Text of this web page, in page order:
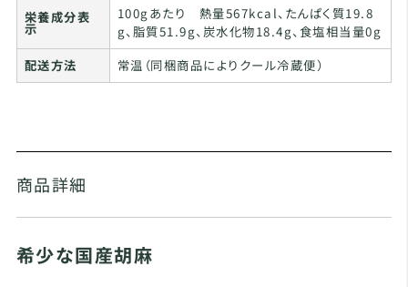
栄養成分表
示
100gあたり 熱量567kcal、たんぱく質19.8
g、脂質51.9g、炭水化物18.4g、食塩相当量0g
配送方法
常温（同梱商品によりクール冷蔵便）
商品詳細
希少な国産胡麻